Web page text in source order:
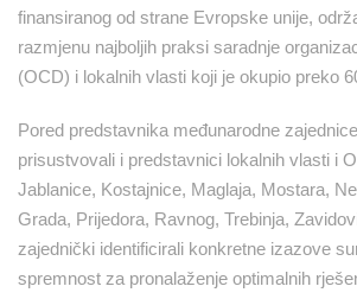
finansiranog od strane Evropske unije,
razmjenu najboljih praksi saradnje
(OCD) i lokalnih vlasti koji je okupio preko
Pored predstavnika međunarodne
prisustvovali i predstavnici lokalnih vlasti i
Jablanice, Kostajnice, Maglaja, Mostara,
Grada, Prijedora, Ravnog, Trebinja,
zajednički identificirali konkretne izazove
spremnost za pronalaženje optimalnih